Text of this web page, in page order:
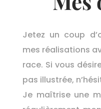
Jetez un coup
mes réalisations
race. Si vous
pas illustrée,
Je maîtrise une